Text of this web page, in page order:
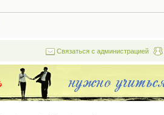
Связаться с администрацией